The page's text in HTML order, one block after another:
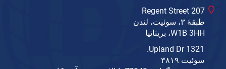
207 Regent Street
طبقهٔ ۳، سوئیت، لندن
W1B 3HH، بریتانیا
1321 Upland Dr.
سوئیت ۳۸۱۹